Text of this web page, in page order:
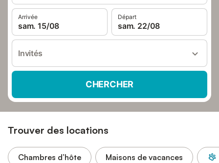
Arrivée
sam. 15/08
Départ
sam. 22/08
Invités
CHERCHER
Trouver des locations
Chambres d’hôte Maisons de vacances